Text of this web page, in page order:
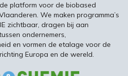
platform voor de biobased
We maken programma’s
zichtbaar, dragen bij aan
ondernemers,
en vormen de etalage voor de
Europa en de wereld.